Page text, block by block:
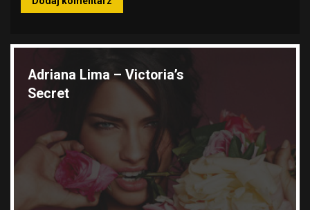
Adriana Lima – Victoria’s
Secret